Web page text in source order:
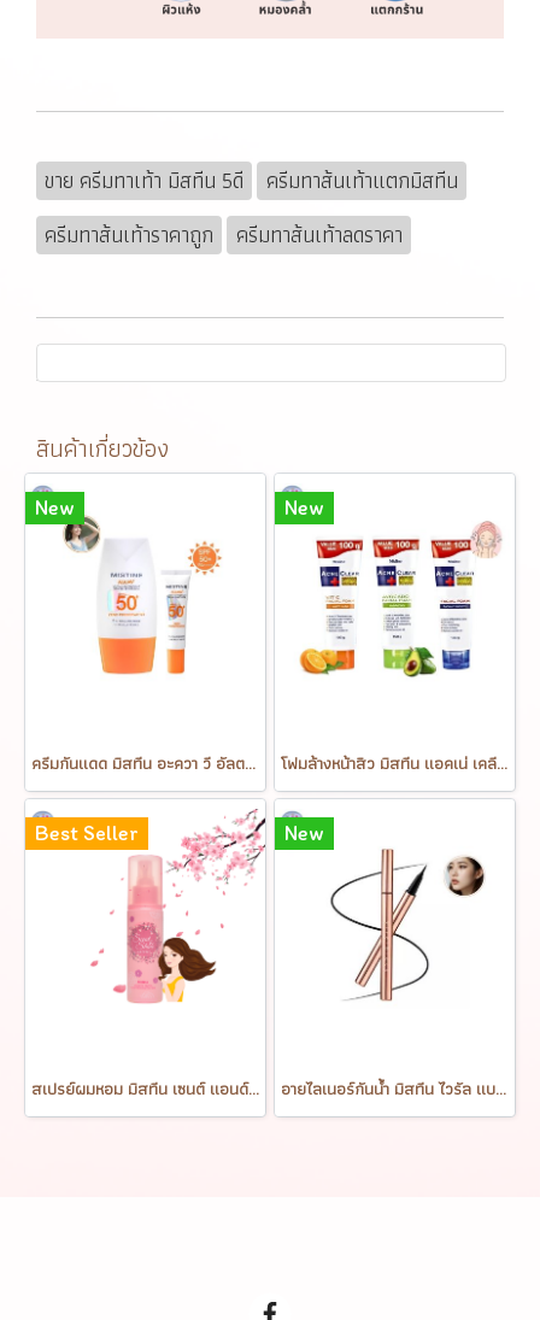
ขาย ครีมทาเท้า มิสทีน 5ดี
ครีมทาส้นเท้าแตกมิสทีน
ครีมทาส้นเท้าราคาถูก
ครีมทาส้นเท้าลดราคา
สินค้าเกี่ยวข้อง
New
ครีมกันแดด มิสทีน อะควา วี อัลตร้า ไลท์แอนด์ไบร์ท ซันสกรีน เอสพีเอฟ50+ พีเอ++++ MISTINE AQUA V ULTRA LIGHT&BRIGHT SUNSCREEN SPF50+ PA++++
New
โฟมล้างหน้าสิว มิสทีน แอคเน่ เคลียร์ หลอดใหญ่ 100 กรัม Mistine Acne Clear Facial Foam 100 g.
Best Seller
สเปรย์ผมหอม มิสทีน เซนต์ แอนด์ ไชน์ แฮร์ สเปรย์ Mistine Scent & Shine Hair Spray 100 ml.
New
อายไลเนอร์กันน้ำ มิสทีน ไวรัล แบล็ค Mistine Viral Black Eyeliner 1g.